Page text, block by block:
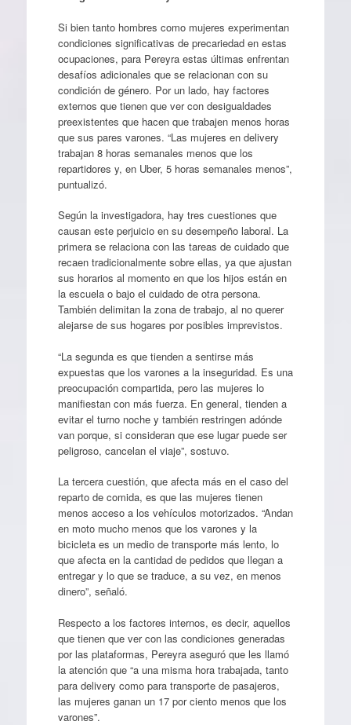
Si bien tanto hombres como mujeres experimentan
condiciones significativas de precariedad en estas
ocupaciones, para Pereyra estas últimas enfrentan
desafíos adicionales que se relacionan con su
condición de género. Por un lado, hay factores
externos que tienen que ver con desigualdades
preexistentes que hacen que trabajen menos horas
que sus pares varones. “Las mujeres en delivery
trabajan 8 horas semanales menos que los
repartidores y, en Uber, 5 horas semanales menos”,
puntualizó.
Según la investigadora, hay tres cuestiones que
causan este perjuicio en su desempeño laboral. La
primera se relaciona con las tareas de cuidado que
recaen tradicionalmente sobre ellas, ya que ajustan
sus horarios al momento en que los hijos están en
la escuela o bajo el cuidado de otra persona.
También delimitan la zona de trabajo, al no querer
alejarse de sus hogares por posibles imprevistos.
“La segunda es que tienden a sentirse más
expuestas que los varones a la inseguridad. Es una
preocupación compartida, pero las mujeres lo
manifiestan con más fuerza. En general, tienden a
evitar el turno noche y también restringen adónde
van porque, si consideran que ese lugar puede ser
peligroso, cancelan el viaje”, sostuvo.
La tercera cuestión, que afecta más en el caso del
reparto de comida, es que las mujeres tienen
menos acceso a los vehículos motorizados. “Andan
en moto mucho menos que los varones y la
bicicleta es un medio de transporte más lento, lo
que afecta en la cantidad de pedidos que llegan a
entregar y lo que se traduce, a su vez, en menos
dinero”, señaló.
Respecto a los factores internos, es decir, aquellos
que tienen que ver con las condiciones generadas
por las plataformas, Pereyra aseguró que les llamó
la atención que “a una misma hora trabajada, tanto
para delivery como para transporte de pasajeros,
las mujeres ganan un 17 por ciento menos que los
varones”.